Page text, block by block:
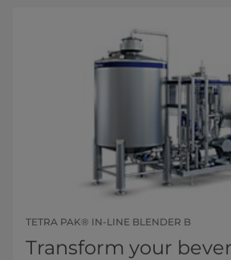
TETRA PAK® IN-LINE BLENDER B
Transform your